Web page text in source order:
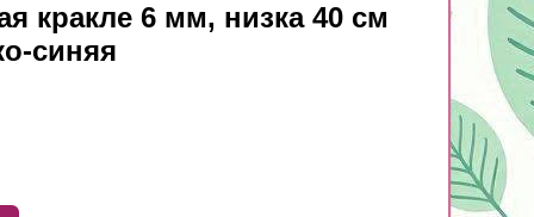
кракле 6 мм, низка 40 см
синяя